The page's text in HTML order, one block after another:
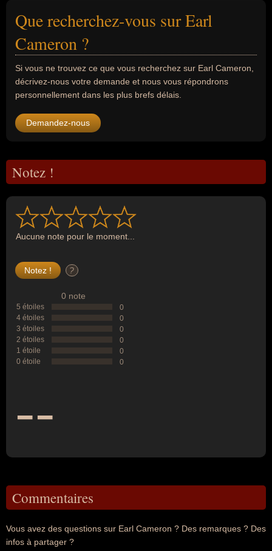
Que recherchez-vous sur Earl
Cameron ?
Si vous ne trouvez ce que vous recherchez sur Earl Cameron,
décrivez-nous votre demande et nous vous répondrons
personnellement dans les plus brefs délais.
Demandez-nous
Notez !
Aucune note pour le moment...
?
0 note
5 étoiles
0
4 étoiles
0
3 étoiles
0
2 étoiles
0
1 étoile
0
0 étoile
0
--
Commentaires
Vous avez des questions sur Earl Cameron ? Des remarques ? Des
infos à partager ?